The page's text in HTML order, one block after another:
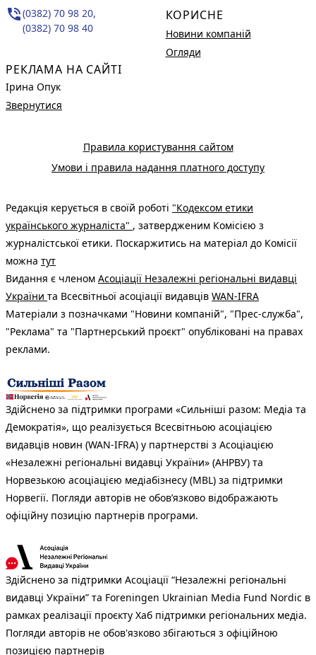
phone_in_talk(0382) 70 98 20,
(0382) 70 98 40
РЕКЛАМА НА САЙТІ
Ірина Опук
Звернутися
КОРИСНЕ
Новини компаній
Огляди
Правила користування сайтом
Умови і правила надання платного доступу
Редакція керується в своїй роботі "Кодексом етики
українського журналіста" , затвердженим Комісією з
журналістської етики. Поскаржитись на матеріал до Комісії
можна тут
Видання є членом Асоціації Незалежні регіональні видавці
України та Всесвітньої асоціації видавців WAN-IFRA
Матеріали з позначками "Новини компаній", "Прес-служба",
"Реклама" та "Партнерський проєкт" опубліковані на правах
реклами.
Здійснено за підтримки програми «Сильніші разом: Медіа та
Демократія», що реалізується Всесвітньою асоціацією
видавців новин (WAN-IFRA) у партнерстві з Асоціацією
«Незалежні регіональні видавці України» (АНРВУ) та
Норвезькою асоціацією медіабізнесу (MBL) за підтримки
Норвегії. Погляди авторів не обов’язково відображають
офіційну позицію партнерів програми.
Здійснено за підтримки Асоціації “Незалежні регіональні
видавці України” та Foreningen Ukrainian Media Fund Nordic в
рамках реалізації проєкту Хаб підтримки регіональних медіа.
Погляди авторів не обов'язково збігаються з офіційною
позицією партнерів